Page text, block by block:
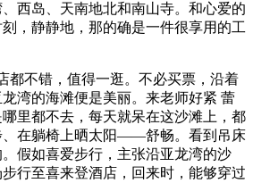
西岛、天南地北和南山寺。和心爱的
，静静地，那的确是一件很享用的工
都不错，值得一逛。不必买票，沿着
湾的海滩便是美丽。来老师好紧 蕾
里都不去，每天就呆在这沙滩上，都
、在躺椅上晒太阳——舒畅。看到吊床
假如喜爱步行，主张沿亚龙湾的沙
行至喜来登酒店，回来时，能够穿过